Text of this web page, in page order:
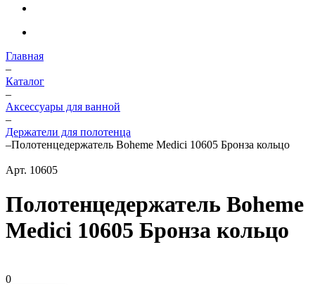
Главная
–
Каталог
–
Аксессуары для ванной
–
Держатели для полотенца
–Полотенцедержатель Boheme Medici 10605 Бронза кольцо
Арт. 10605
Полотенцедержатель Boheme
Medici 10605 Бронза кольцо
0